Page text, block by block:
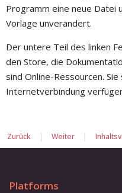
Programm eine neue Datei
Vorlage unverändert.
Der untere Teil des linken
den Store, die
sind Online-Ressourcen.
Internetverbindung
Zurück | Weiter |
Platforms